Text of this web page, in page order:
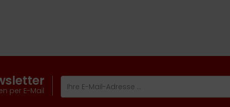
per E-Mail